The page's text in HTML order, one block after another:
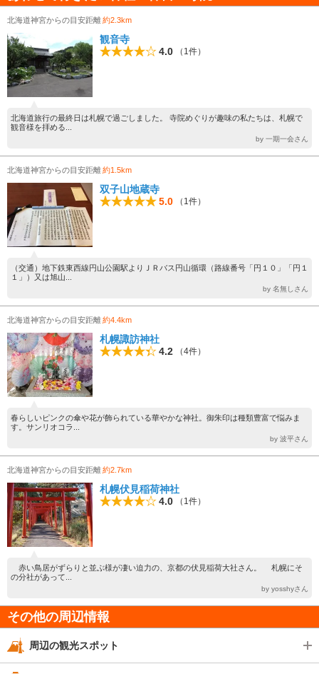
北海道神宮からの目安距離約2.3km
観音寺
4.0
（1件）
北海道旅行の最終日は札幌で過ごしました。 寺院めぐりが趣味の私たちは、札幌で
観音様を拝める...
by 一期一会さん
北海道神宮からの目安距離約1.5km
双子山地蔵寺
5.0
（1件）
（交通）地下鉄東西線円山公園駅よりＪＲバス円山循環（路線番号「円１０」「円１
１」）又は旭山...
by 名無しさん
北海道神宮からの目安距離約4.4km
札幌諏訪神社
4.2
（4件）
春らしいピンクの傘や花が飾られている華やかな神社。御朱印は種類豊富で悩みま
す。サンリオコラ...
by 波平さん
北海道神宮からの目安距離約2.7km
札幌伏見稲荷神社
4.0
（1件）
赤い鳥居がずらりと並ぶ様が凄い迫力の、京都の伏見稲荷大社さん。 札幌にそ
の分社があって...
by yosshyさん
その他の周辺情報
周辺の観光スポット